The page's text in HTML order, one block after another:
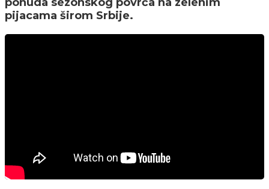
pijacama širom Srbije.